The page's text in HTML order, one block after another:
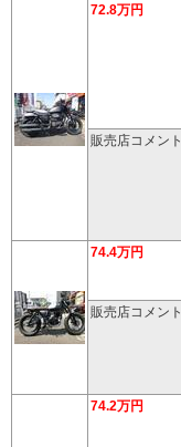
72.8万円
販売店コメント
74.4万円
販売店コメント
74.2万円